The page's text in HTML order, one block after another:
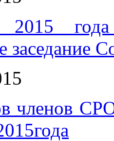
2015
членов